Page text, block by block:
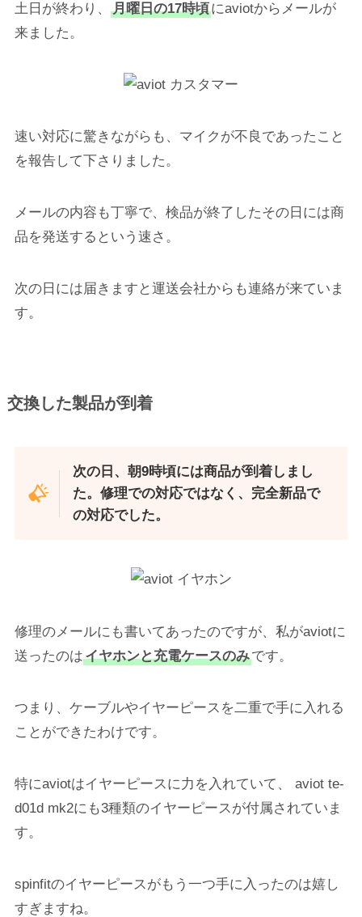
土日が終わり、 月曜日の17時頃にaviotからメールが
来ました。
速い対応に驚きながらも、マイクが不良であったこと
を報告して下さりました。
メールの内容も丁寧で、検品が終了したその日には商
品を発送するという速さ。
次の日には届きますと運送会社からも連絡が来ていま
す。
交換した製品が到着
次の日、朝9時頃には商品が到着しまし
た。修理での対応ではなく、完全新品で
の対応でした。
修理のメールにも書いてあったのですが、私がaviotに
送ったのはイヤホンと充電ケースのみです。
つまり、ケーブルやイヤーピースを二重で手に入れる
ことができたわけです。
特にaviotはイヤーピースに力を入れていて、 aviot te-
d01d mk2にも3種類のイヤーピースが付属されていま
す。
spinfitのイヤーピースがもう一つ手に入ったのは嬉し
すぎますね。